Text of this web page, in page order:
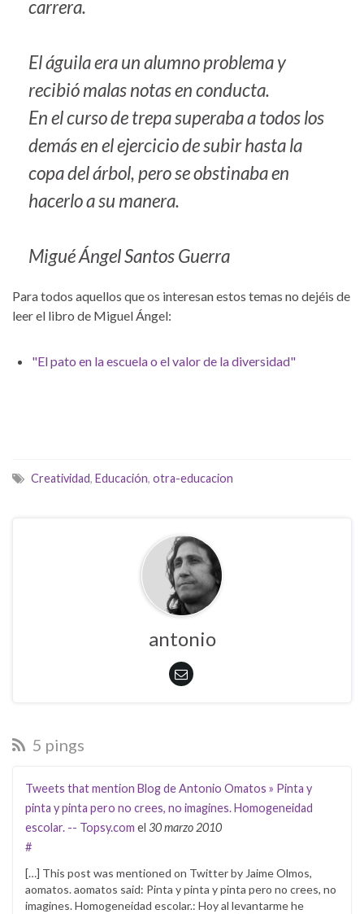
carrera.
El águila era un alumno problema y
recibió malas notas en conducta.
En el curso de trepa superaba a todos los
demás en el ejercicio de subir hasta la
copa del árbol, pero se obstinaba en
hacerlo a su manera.
Migué Ángel Santos Guerra
Para todos aquellos que os interesan estos temas no dejéis de
leer el libro de Miguel Ángel:
"El pato en la escuela o el valor de la diversidad"
Creatividad, Educación, otra-educacion
antonio
5 pings
Tweets that mention Blog de Antonio Omatos » Pinta y
pinta y pinta pero no crees, no imagines. Homogeneidad
escolar. -- Topsy.com el 30 marzo 2010
#
[…] This post was mentioned on Twitter by Jaime Olmos,
aomatos. aomatos said: Pinta y pinta y pinta pero no crees, no
imagines. Homogeneidad escolar.: Hoy al levantarme he